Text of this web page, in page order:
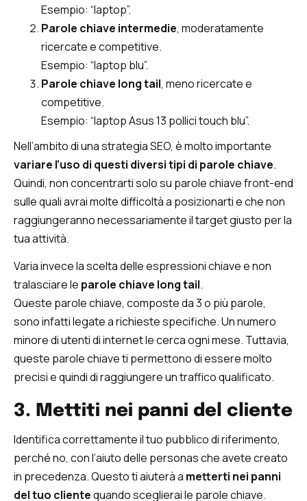
Esempio: “laptop”.
Parole chiave intermedie, moderatamente
ricercate e competitive.
Esempio: “laptop blu”.
Parole chiave long tail, meno ricercate e
competitive.
Esempio: “laptop Asus 13 pollici touch blu”.
Nell’ambito di una strategia SEO, è molto importante
variare l’uso di questi diversi tipi di parole chiave.
Quindi, non concentrarti solo su parole chiave front-end
sulle quali avrai molte difficoltà a posizionarti e che non
raggiungeranno necessariamente il target giusto per la
tua attività.
Varia invece la scelta delle espressioni chiave e non
tralasciare le parole chiave long tail.
Queste parole chiave, composte da 3 o più parole,
sono infatti legate a richieste specifiche. Un numero
minore di utenti di internet le cerca ogni mese. Tuttavia,
queste parole chiave ti permettono di essere molto
precisi e quindi di raggiungere un traffico qualificato.
3. Mettiti nei panni del cliente
Identifica correttamente il tuo pubblico di riferimento,
perché no, con l’aiuto delle personas che avete creato
in precedenza. Questo ti aiuterà a metterti nei panni
del tuo clientequando sceglierai le parole chiave.